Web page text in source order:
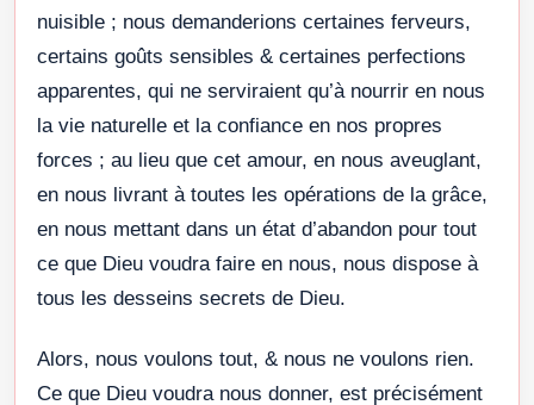
nuisible ; nous demanderions certaines ferveurs,
certains goûts sensibles & certaines perfections
apparentes, qui ne serviraient qu’à nourrir en nous
la vie naturelle et la confiance en nos propres
forces ; au lieu que cet amour, en nous aveuglant,
en nous livrant à toutes les opérations de la grâce,
en nous mettant dans un état d’abandon pour tout
ce que Dieu voudra faire en nous, nous dispose à
tous les desseins secrets de Dieu.
Alors, nous voulons tout, & nous ne voulons rien.
Ce que Dieu voudra nous donner, est précisément